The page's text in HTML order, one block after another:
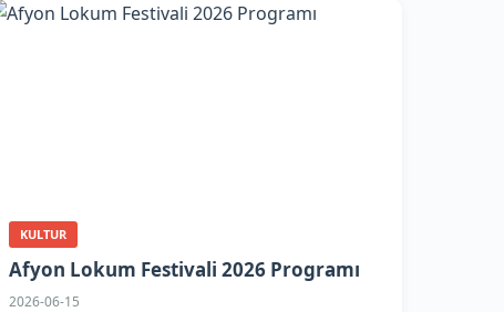
KULTUR
Afyon Lokum Festivali 2026 Programı
2026-06-15